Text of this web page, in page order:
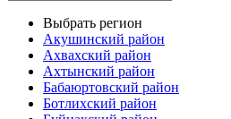
Выбрать регион
Акушинский район
Ахвахский район
Ахтынский район
Бабаюртовский район
Ботлихский район